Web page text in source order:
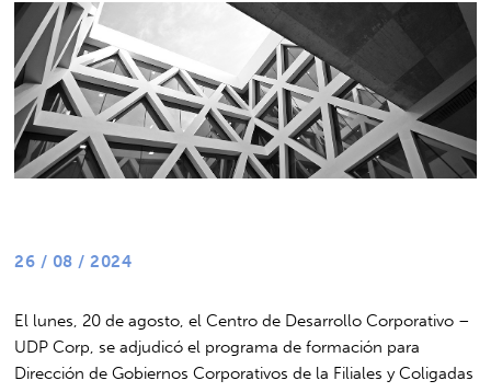
26 / 08 / 2024
El lunes, 20 de agosto, el Centro de Desarrollo Corporativo –
UDP Corp, se adjudicó el programa de formación para
Dirección de Gobiernos Corporativos de la Filiales y Coligadas